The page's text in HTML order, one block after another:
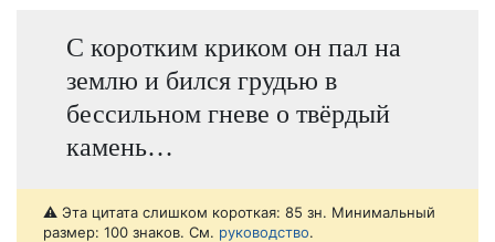
С коротким криком он пал на
землю и бился грудью в
бессильном гневе о твёрдый
камень…
⚠️ Эта цитата слишком короткая: 85 зн. Минимальный
размер: 100 знаков. См. руководство.